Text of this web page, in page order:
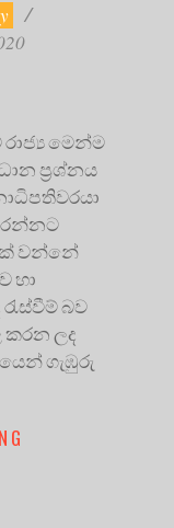
රාජ්‍ය මෙන්ම
ප්‍රශ්නය
වන්නේ
හා
බව
කරන ලද
ගැඹුරු